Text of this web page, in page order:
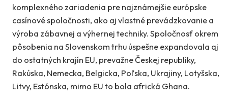
komplexného zariadenia pre najznámejšie európske
casínové spoločnosti, ako aj vlastné prevádzkovanie a
výroba zábavnej a výhernej techniky. Spoločnosť okrem
pôsobenia na Slovenskom trhu úspešne expandovala aj
do ostatných krajín EU, prevažne Českej republiky,
Rakúska, Nemecka, Belgicka, Poľska, Ukrajiny, Lotyšska,
Litvy, Estónska, mimo EU to bola africká Ghana.